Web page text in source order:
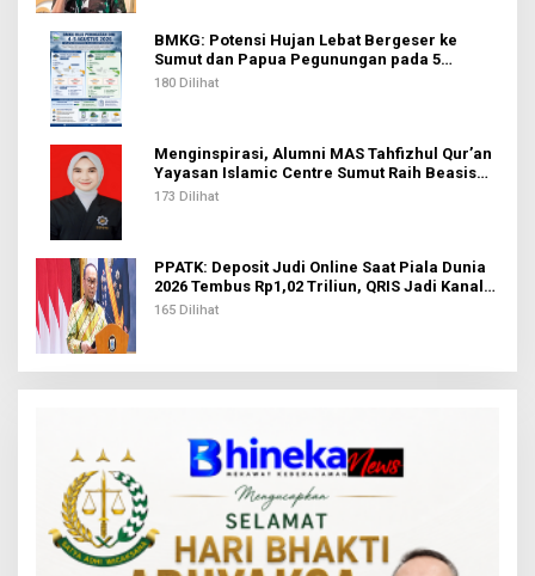
BMKG: Potensi Hujan Lebat Bergeser ke
Sumut dan Papua Pegunungan pada 5
Agustus
180 Dilihat
Menginspirasi, Alumni MAS Tahfizhul Qur’an
Yayasan Islamic Centre Sumut Raih Beasiswa
BIB Kemenag
173 Dilihat
PPATK: Deposit Judi Online Saat Piala Dunia
2026 Tembus Rp1,02 Triliun, QRIS Jadi Kanal
Terbanyak
165 Dilihat